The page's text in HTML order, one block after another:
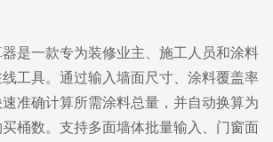
是一款专为装修业主、施工人员和涂料
工具。通过输入墙面尺寸、涂料覆盖率
准确计算所需涂料总量，并自动换算为
桶数。支持多面墙体批量输入、门窗面